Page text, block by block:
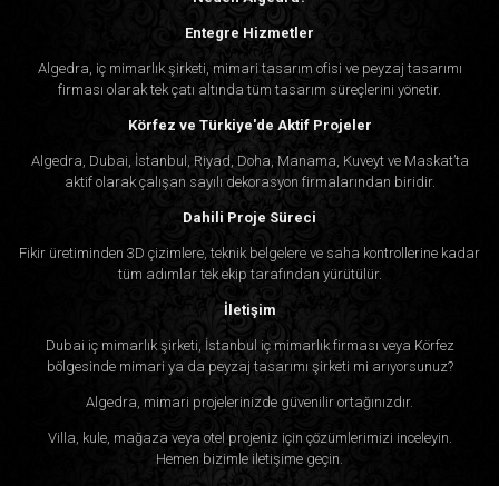
Entegre Hizmetler
Algedra, iç mimarlık şirketi, mimari tasarım ofisi ve peyzaj tasarımı
firması olarak tek çatı altında tüm tasarım süreçlerini yönetir.
Körfez ve Türkiye'de Aktif Projeler
Algedra, Dubai, İstanbul, Riyad, Doha, Manama, Kuveyt ve Maskat’ta
aktif olarak çalışan sayılı dekorasyon firmalarından biridir.
Dahili Proje Süreci
Fikir üretiminden 3D çizimlere, teknik belgelere ve saha kontrollerine kadar
tüm adımlar tek ekip tarafından yürütülür.
İletişim
Dubai iç mimarlık şirketi, İstanbul iç mimarlık firması veya Körfez
bölgesinde mimari ya da peyzaj tasarımı şirketi mi arıyorsunuz?
Algedra, mimari projelerinizde güvenilir ortağınızdır.
Villa, kule, mağaza veya otel projeniz için çözümlerimizi inceleyin.
Hemen bizimle iletişime geçin.